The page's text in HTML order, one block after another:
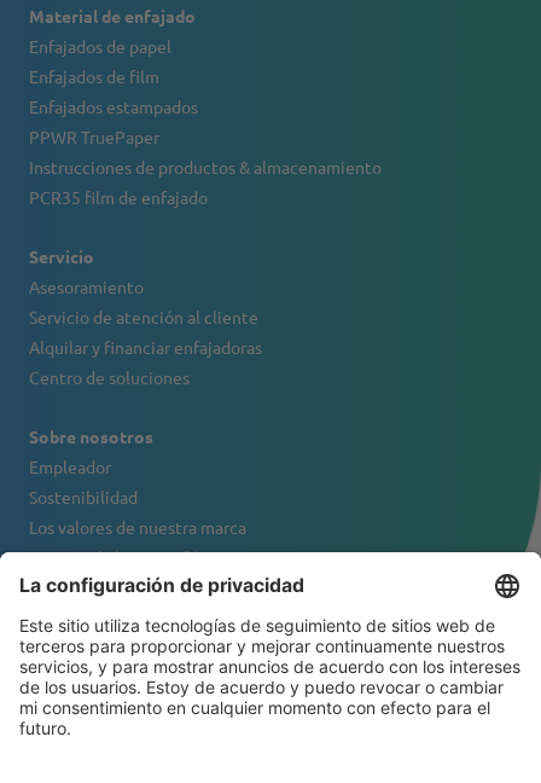
Material de enfajado
Enfajados de papel
Enfajados de film
Enfajados estampados
PPWR TruePaper
Instrucciones de productos & almacenamiento
PCR35 film de enfajado
Servicio
Asesoramiento
Servicio de atención al cliente
Alquilar y financiar enfajadoras
Centro de soluciones
Sobre nosotros
Empleador
Sostenibilidad
Los valores de nuestra marca
Retrato de la compañía
Contacto
BOLETÍN DE NOTICIAS